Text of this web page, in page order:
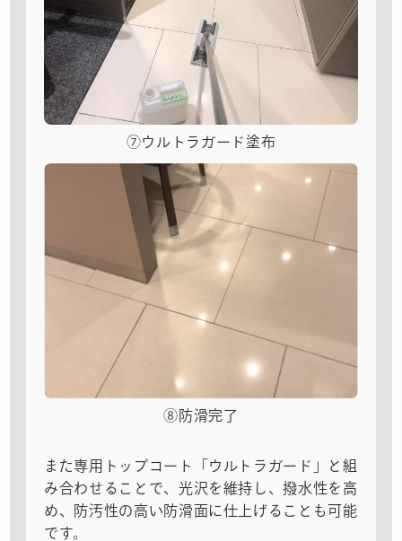
⑦ウルトラガード塗布
⑧防滑完了
また専用トップコート「ウルトラガード」と組
み合わせることで、光沢を維持し、撥水性を高
め、防汚性の高い防滑面に仕上げることも可能
です。